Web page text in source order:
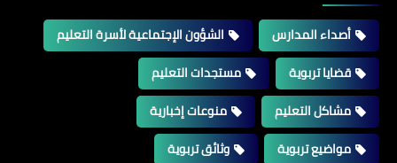
أصداء المدارس
الشؤون الإجتماعية لأسرة التعليم
قضايا تربوية
مستجدات التعليم
مشاكل التعليم
منوعات إخبارية
مواضيع تربوية
وثائق تربوية